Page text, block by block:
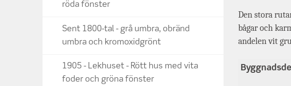
röda fönster
Sent 1800-tal - grå umbra, obränd
umbra och kromoxidgrönt
1905 - Lekhuset - Rött hus med vita
foder och gröna fönster
Den stora
bågar och
andelen vit